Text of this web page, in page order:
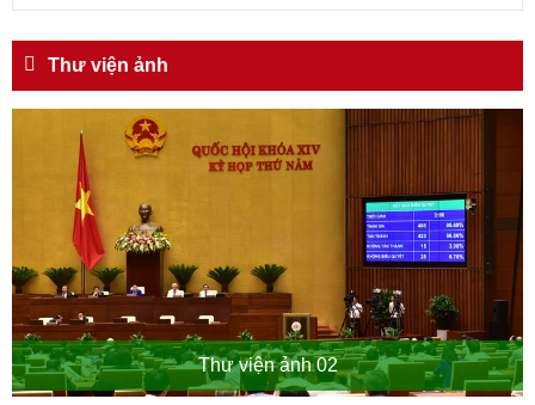
Thư viện ảnh
Thư viện ảnh 02